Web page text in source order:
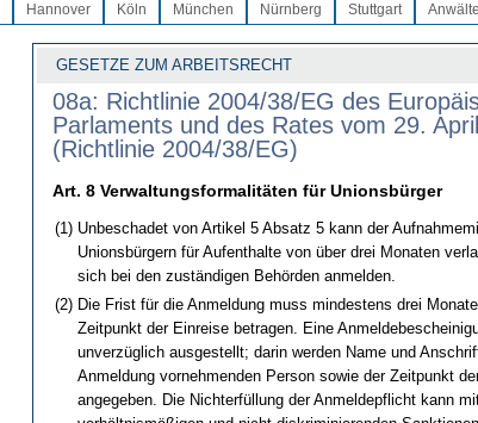
Hannover Köln München Nürnberg Stuttgart Anwälte
GESETZE ZUM ARBEITSRECHT
08a: Richtlinie 2004/38/EG des
Parlaments und des Rates vom 29.
(Richtlinie 2004/38/EG)
Art. 8 Verwaltungsformalitäten für Unionsbürger
(1) Unbeschadet von Artikel 5 Absatz 5 kann der
Unionsbürgern für Aufenthalte von über drei Monaten
sich bei den zuständigen Behörden anmelden.
(2) Die Frist für die Anmeldung muss mindestens drei
Zeitpunkt der Einreise betragen. Eine
unverzüglich ausgestellt; darin werden Name und
Anmeldung vornehmenden Person sowie der Zeitpunkt
angegeben. Die Nichterfüllung der Anmeldepflicht kann